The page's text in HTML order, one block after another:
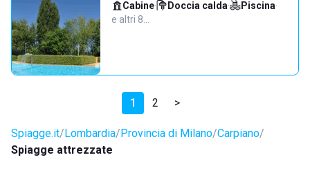
Cabine· Doccia calda· Piscina·
e altri 8…
1 2 >
Spiagge.it Lombardia Provincia di Milano Carpiano
Spiagge attrezzate